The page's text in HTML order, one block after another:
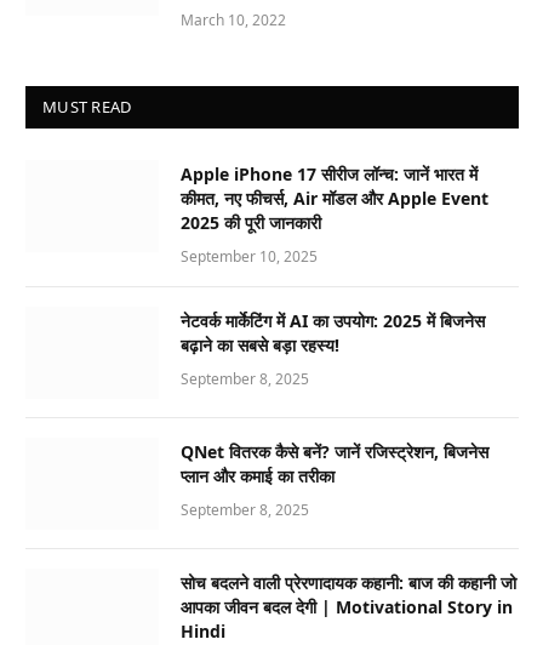
March 10, 2022
MUST READ
Apple iPhone 17 सीरीज लॉन्च: जानें भारत में
कीमत, नए फीचर्स, Air मॉडल और Apple Event
2025 की पूरी जानकारी
September 10, 2025
नेटवर्क मार्केटिंग में AI का उपयोग: 2025 में बिजनेस
बढ़ाने का सबसे बड़ा रहस्य!
September 8, 2025
QNet वितरक कैसे बनें? जानें रजिस्ट्रेशन, बिजनेस
प्लान और कमाई का तरीका
September 8, 2025
सोच बदलने वाली प्रेरणादायक कहानी: बाज की कहानी जो
आपका जीवन बदल देगी | Motivational Story in
Hindi